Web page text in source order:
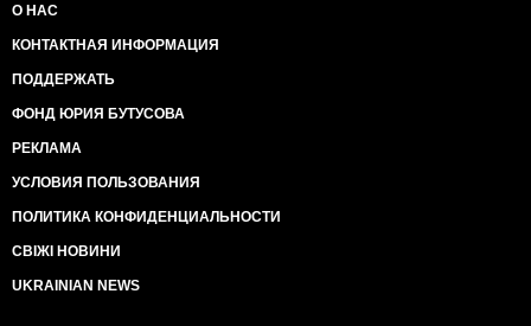
О НАС
КОНТАКТНАЯ ИНФОРМАЦИЯ
ПОДДЕРЖАТЬ
ФОНД ЮРИЯ БУТУСОВА
РЕКЛАМА
УСЛОВИЯ ПОЛЬЗОВАНИЯ
ПОЛИТИКА КОНФИДЕНЦИАЛЬНОСТИ
СВІЖІ НОВИНИ
UKRAINIAN NEWS